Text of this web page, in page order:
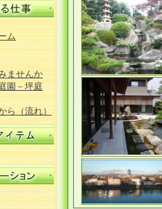
ム
ませんか
園－坪庭
ら（流れ）